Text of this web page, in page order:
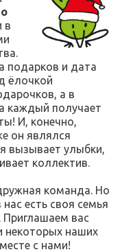
в
подарков и дата
ёлочкой
а в
каждый получает
И, конечно,
он являлся
вызывает улыбки,
коллектив.
команда. Но
есть своя семья
Приглашаем вас
некоторых наших
с нами!